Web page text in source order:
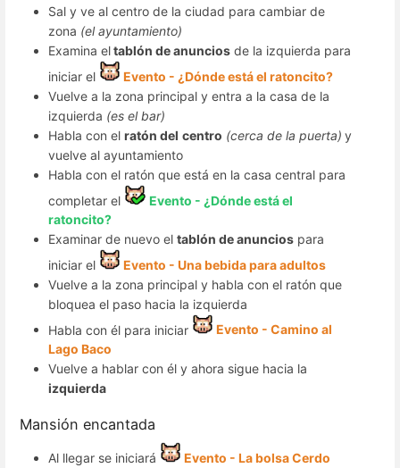
Sal y ve al centro de la ciudad para cambiar de
zona (el ayuntamiento)
Examina eltablón de anuncios de la izquierda para
iniciar el
Evento - ¿Dónde está el ratoncito?
Vuelve a la zona principal y entra a la casa de la
izquierda (es el bar)
Habla con el ratón del centro (cerca de la puerta) y
vuelve al ayuntamiento
Habla con el ratón que está en la casa central para
completar el
Evento - ¿Dónde está el
ratoncito?
Examinar de nuevo el tablón de anuncios para
iniciar el
Evento - Una bebida para adultos
Vuelve a la zona principal y habla con el ratón que
bloquea el paso hacia la izquierda
Habla con él para iniciar
Evento - Camino al
Lago Baco
Vuelve a hablar con él y ahora sigue hacia la
izquierda
Mansión encantada
Al llegar se iniciará
Evento - La bolsa Cerdo